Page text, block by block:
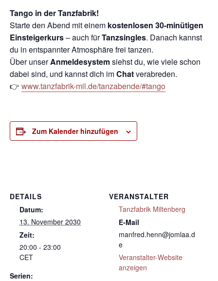
Tango in der Tanzfabrik!
Starte den Abend mit einem kostenlosen 30-minütigen
Einsteigerkurs– auch fürTanzsingles. Danach kannst
du in entspannter Atmosphäre frei tanzen.
Über unserAnmeldesystemsiehst du, wie viele schon
dabei sind, und kannst dich imChatverabreden.
👉 www.tanzfabrik-mil.de/tanzabende/#tango
Zum Kalender hinzufügen
DETAILS
Datum:
13. November 2030
Zeit:
20:00 - 23:00
CET
Serien:
VERANSTALTER
Tanzfabrik Miltenberg
E-Mail
manfred.henn@jomlaa.d
e
Veranstalter-Website
anzeigen